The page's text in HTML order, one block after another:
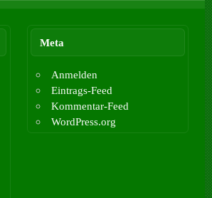
Meta
Anmelden
Eintrags-Feed
Kommentar-Feed
WordPress.org